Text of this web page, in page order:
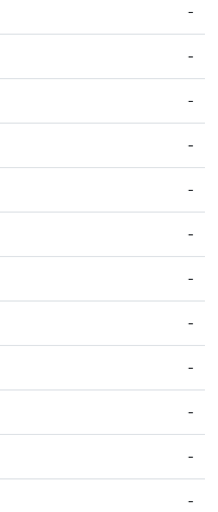
-
-
-
-
-
-
-
-
-
-
-
-